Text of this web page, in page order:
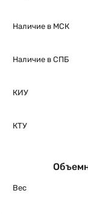
Наличие в МСК
Наличие в СПБ
КИУ
КТУ
Вес